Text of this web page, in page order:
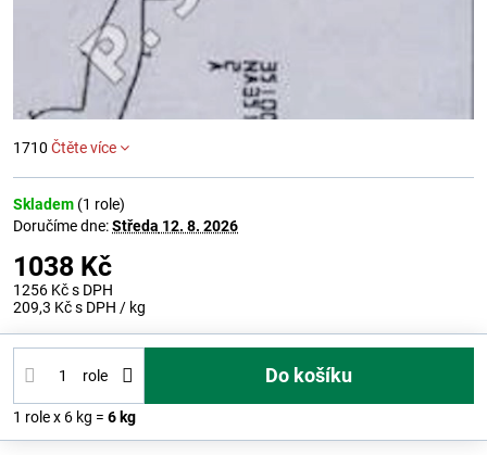
1710 Čtěte více
Skladem (1 role)
Doručíme dne:Středa 12. 8. 2026
1038 Kč
1256 Kčs DPH
209,3 Kčs DPH / kg
role Do košíku
1 rolex 6 kg = 6 kg